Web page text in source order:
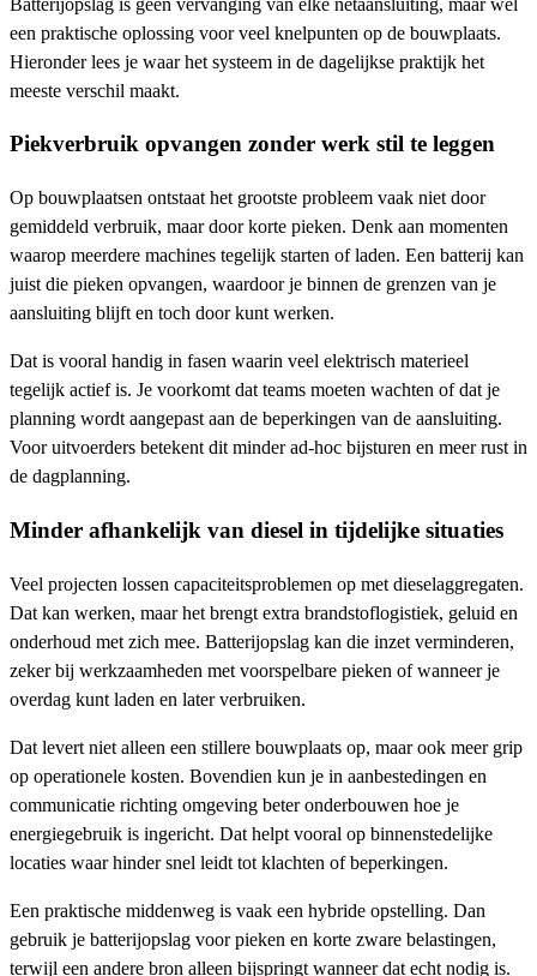
een praktische oplossing voor veel knelpunten op de bouwplaats.
Hieronder lees je waar het systeem in de dagelijkse praktijk het
meeste verschil maakt.
Piekverbruik opvangen zonder werk stil te leggen
Op bouwplaatsen ontstaat het grootste probleem vaak niet door
gemiddeld verbruik, maar door korte pieken. Denk aan momenten
waarop meerdere machines tegelijk starten of laden. Een batterij kan
juist die pieken opvangen, waardoor je binnen de grenzen van je
aansluiting blijft en toch door kunt werken.
Dat is vooral handig in fasen waarin veel elektrisch materieel
tegelijk actief is. Je voorkomt dat teams moeten wachten of dat je
planning wordt aangepast aan de beperkingen van de aansluiting.
Voor uitvoerders betekent dit minder ad-hoc bijsturen en meer rust in
de dagplanning.
Minder afhankelijk van diesel in tijdelijke situaties
Veel projecten lossen capaciteitsproblemen op met dieselaggregaten.
Dat kan werken, maar het brengt extra brandstoflogistiek, geluid en
onderhoud met zich mee. Batterijopslag kan die inzet verminderen,
zeker bij werkzaamheden met voorspelbare pieken of wanneer je
overdag kunt laden en later verbruiken.
Dat levert niet alleen een stillere bouwplaats op, maar ook meer grip
op operationele kosten. Bovendien kun je in aanbestedingen en
communicatie richting omgeving beter onderbouwen hoe je
energiegebruik is ingericht. Dat helpt vooral op binnenstedelijke
locaties waar hinder snel leidt tot klachten of beperkingen.
Een praktische middenweg is vaak een hybride opstelling. Dan
gebruik je batterijopslag voor pieken en korte zware belastingen,
terwijl een andere bron alleen bijspringt wanneer dat echt nodig is.